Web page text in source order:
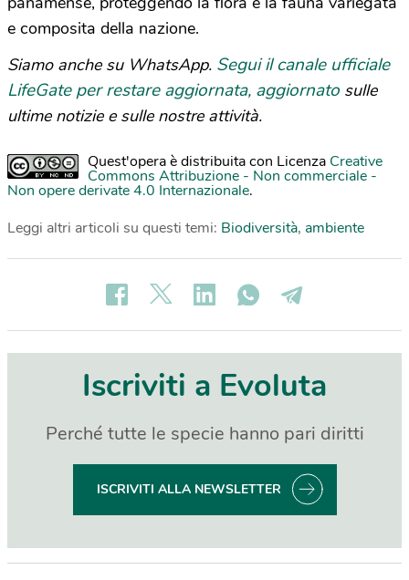
e composita della nazione.
Siamo anche su WhatsApp. Segui il canale ufficiale
LifeGate per restare aggiornata, aggiornato sulle
ultime notizie e sulle nostre attività.
Quest'opera è distribuita con Licenza Creative
Commons Attribuzione - Non commerciale -
Non opere derivate 4.0 Internazionale.
Leggi altri articoli su questi temi: Biodiversità, ambiente
Iscriviti a Evoluta
Perché tutte le specie hanno pari diritti
ISCRIVITI ALLA NEWSLETTER